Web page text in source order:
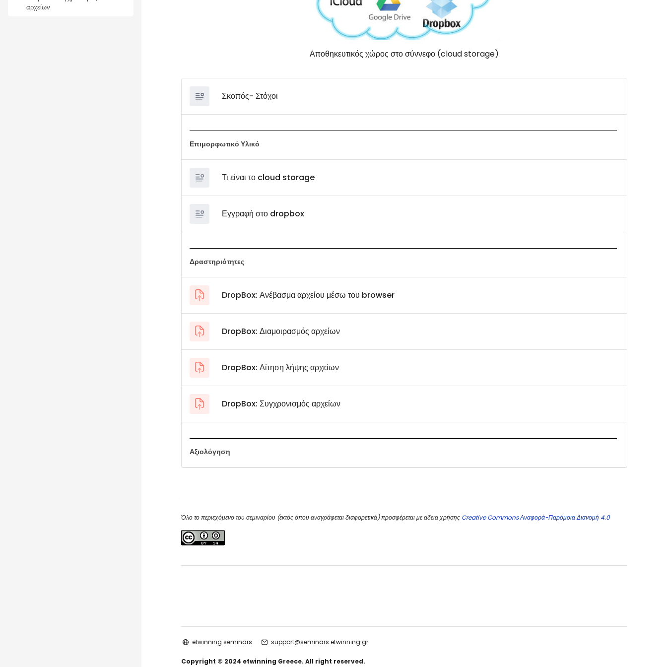
αρχείων
Αποθηκευτικός χώρος στο σύννεφο (cloud storage)
Σκοπός- Στόχοι
Επιμορφωτικό Υλικό
Τι είναι το cloud storage
Εγγραφή στο dropbox
Δραστηριότητες
DropBox: Ανέβασμα αρχείου μέσω του browser
DropBox: Διαμοιρασμός αρχείων
DropBox: Αίτηση λήψης αρχείων
DropBox: Συγχρονισμός αρχείων
Αξιολόγηση
Όλο το περιεχόμενο του σεμιναρίου (εκτός όπου αναγράφεται διαφορετικά) προσφέρεται με αδεια χρήσης Creative Commons Αναφορά-Παρόμοια Διανομή 4.0
etwinning seminars support@seminars.etwinning.gr
Copyright © 2024 etwinning Greece. All right reserved.